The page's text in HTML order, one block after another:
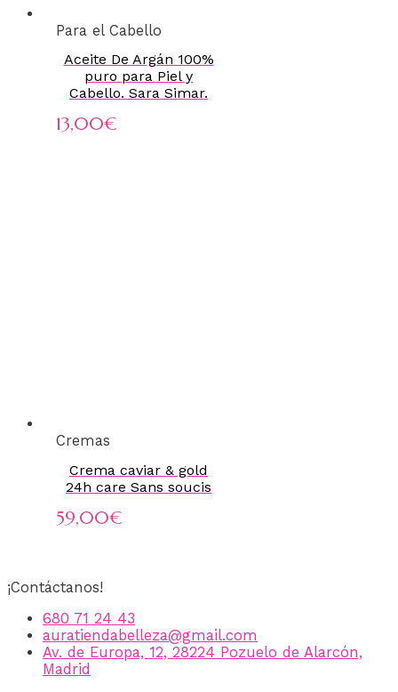
Para el Cabello
Aceite De Argán 100%
puro para Piel y
Cabello. Sara Simar.
13,00€
Cremas
Crema caviar & gold
24h care Sans soucis
59,00€
¡Contáctanos!
680 71 24 43
auratiendabelleza@gmail.com
Av. de Europa, 12, 28224 Pozuelo de Alarcón,
Madrid